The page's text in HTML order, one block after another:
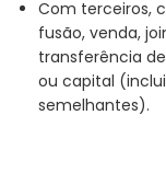
Com terceiros,
fusão, venda,
transferência
ou capital
semelhantes).